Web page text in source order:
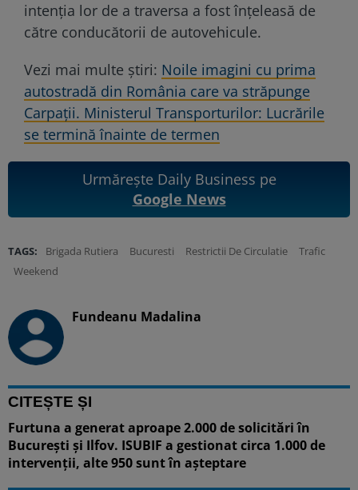
intenţia lor de a traversa a fost înţeleasă de
către conducătorii de autovehicule.
Vezi mai multe știri: Noile imagini cu prima
autostradă din România care va străpunge
Carpații. Ministerul Transporturilor: Lucrările
se termină înainte de termen
Urmărește Daily Business pe
Google News
TAGS: Brigada Rutiera Bucuresti Restrictii De Circulatie
Trafic
Weekend
Fundeanu Madalina
CITEȘTE ȘI
Furtuna a generat aproape 2.000 de solicitări în
București și Ilfov. ISUBIF a gestionat circa 1.000 de
intervenții, alte 950 sunt în așteptare